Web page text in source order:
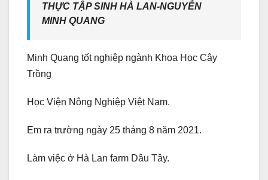
THỰC TẬP SINH HÀ LAN-NGUYỄN
MINH QUANG
Minh Quang tốt nghiệp ngành Khoa Học Cây
Trồng
Học Viện Nông Nghiệp Việt Nam.
Em ra trường ngày 25 tháng 8 năm 2021.
Làm việc ở Hà Lan farm Dâu Tây.